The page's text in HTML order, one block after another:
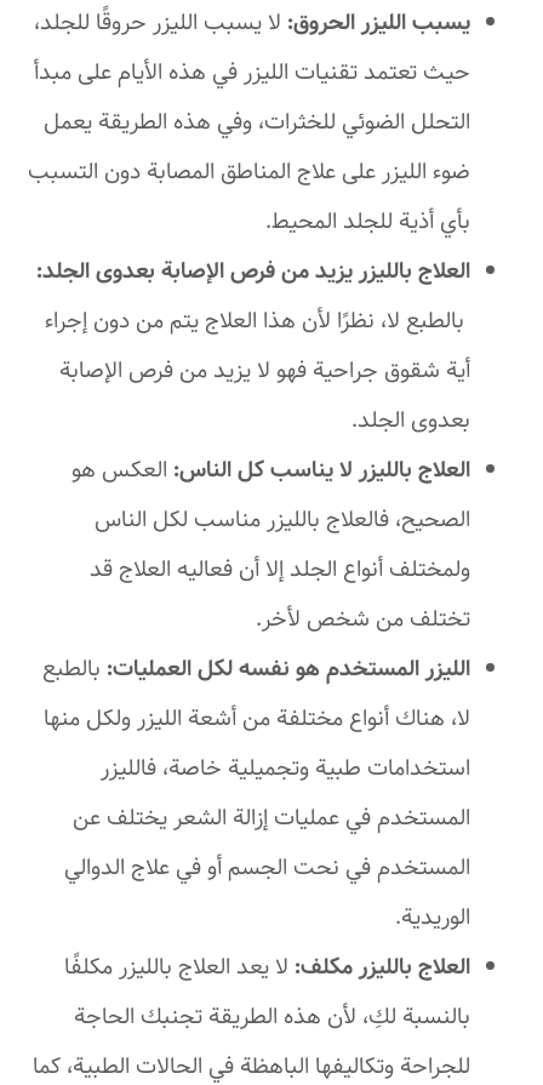
يسبب الليزر الحروق: لا يسبب الليزر حروقًا للجلد،
حيث تعتمد تقنيات الليزر في هذه الأيام على مبدأ
التحلل الضوئي للخثرات، وفي هذه الطريقة يعمل
ضوء الليزر على علاج المناطق المصابة دون التسبب
بأي أذية للجلد المحيط.
العلاج بالليزر يزيد من فرص الإصابة بعدوى الجلد:
بالطبع لا، نظرًا لأن هذا العلاج يتم من دون إجراء
أية شقوق جراحية فهو لا يزيد من فرص الإصابة
بعدوى الجلد.
العلاج بالليزر لا يناسب كل الناس: العكس هو
الصحيح، فالعلاج بالليزر مناسب لكل الناس
ولمختلف أنواع الجلد إلا أن فعاليه العلاج قد
تختلف من شخص لأخر.
الليزر المستخدم هو نفسه لكل العمليات: بالطبع
لا، هناك أنواع مختلفة من أشعة الليزر ولكل منها
استخدامات طبية وتجميلية خاصة، فالليزر
المستخدم في عمليات إزالة الشعر يختلف عن
المستخدم في نحت الجسم أو في علاج الدوالي
الوريدية.
العلاج بالليزر مكلف: لا يعد العلاج بالليزر مكلفًا
بالنسبة لكِ، لأن هذه الطريقة تجنبك الحاجة
للجراحة وتكاليفها الباهظة في الحالات الطبية، كما